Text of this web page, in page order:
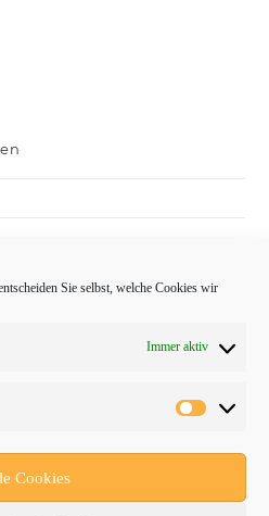
Sie selbst, welche Cookies wir
Immer aktiv
Cookies